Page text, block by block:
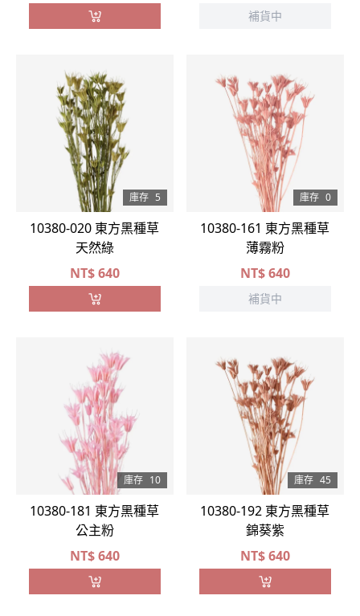
補貨中
庫存 5
10380-020 東方黑種草
天然綠
NT$640
庫存 0
10380-161 東方黑種草
薄霧粉
NT$640
補貨中
庫存 10
10380-181 東方黑種草
公主粉
NT$640
庫存 45
10380-192 東方黑種草
錦葵紫
NT$640